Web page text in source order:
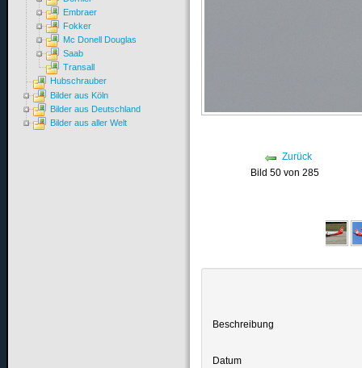
Zurück
Bild 50 von 285
Beschreibung
Datum
Embraer
Fokker
Mc Donell Douglas
Saab
Transall
Hubschrauber
Bilder aus Köln
Bilder aus Deutschland
Bilder aus aller Welt